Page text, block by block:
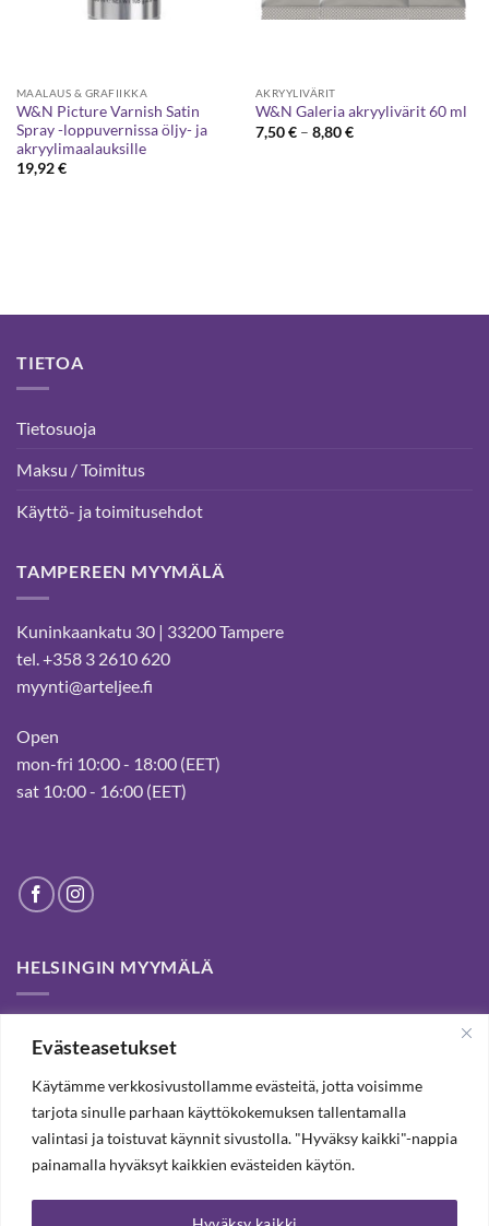
Evästeasetukset
Käytämme verkkosivustollamme evästeitä, jotta voisimme
tarjota sinulle parhaan käyttökokemuksen tallentamalla
valintasi ja toistuvat käynnit sivustolla. "Hyväksy kaikki"-nappia
painamalla hyväksyt kaikkien evästeiden käytön.
MAALAUS & GRAFIIKKA
W&N Picture Varnish Satin
Spray -loppuvernissa öljy- ja
akryylimaalauksille
19,92€
AKRYYLIVÄRIT
W&N Galeria akryylivärit 60 ml
7,50€ – 8,80€Hintaluokka:
TIETOA
Tietosuoja
Maksu / Toimitus
Käyttö- ja toimitusehdot
TAMPEREEN MYYMÄLÄ
Kuninkaankatu 30 | 33200 Tampere
tel. +358 3 2610 620
myynti@arteljee.fi
Open
mon-fri 10:00 - 18:00 (EET)
sat 10:00 - 16:00 (EET)
HELSINGIN MYYMÄLÄ
customers for passed years and welcome you to our Tampere
shop and webstore.
TILAA UUTISKIRJE, SAAT 20% ALENNUKSEN